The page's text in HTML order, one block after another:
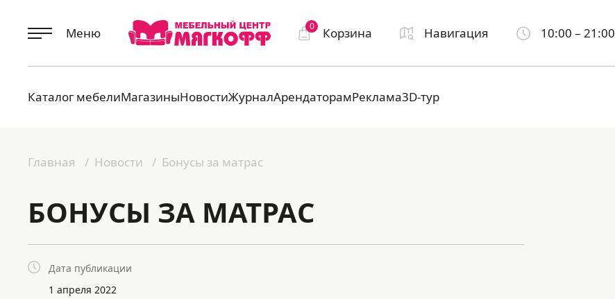
Меню 0 Корзина Навигация 10:00 – 21:00
Каталог мебелиМагазиныНовостиЖурналАрендаторамРеклама3D-тур
Главная Новости Бонусы за матрас
БОНУСЫ ЗА МАТРАС
Дата публикации
1 апреля 2022